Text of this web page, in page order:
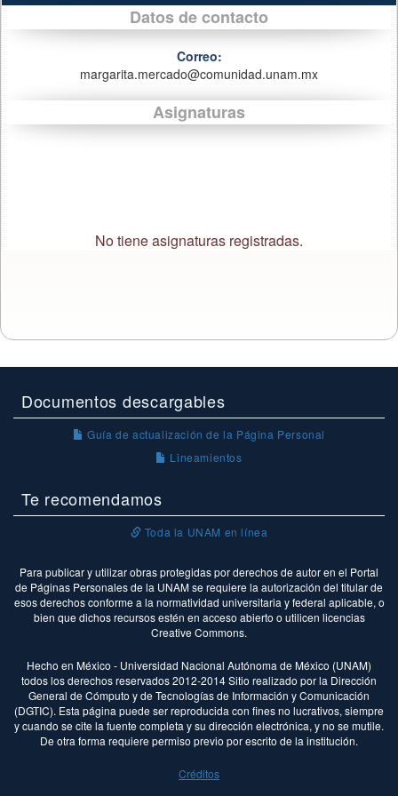
Datos de contacto
Correo:
margarita.mercado@comunidad.unam.mx
Asignaturas
No tiene asignaturas registradas.
Documentos descargables
Guía de actualización de la Página Personal
Lineamientos
Te recomendamos
Toda la UNAM en línea
Para publicar y utilizar obras protegidas por derechos de autor en el Portal
de Páginas Personales de la UNAM se requiere la autorización del titular de
esos derechos conforme a la normatividad universitaria y federal aplicable, o
bien que dichos recursos estén en acceso abierto o utilicen licencias
Creative Commons.
Hecho en México - Universidad Nacional Autónoma de México (UNAM)
todos los derechos reservados 2012-2014 Sitio realizado por la Dirección
General de Cómputo y de Tecnologías de Información y Comunicación
(DGTIC). Esta página puede ser reproducida con fines no lucrativos, siempre
y cuando se cite la fuente completa y su dirección electrónica, y no se mutile.
De otra forma requiere permiso previo por escrito de la institución.
Créditos